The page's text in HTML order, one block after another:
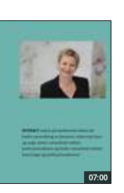
07:00